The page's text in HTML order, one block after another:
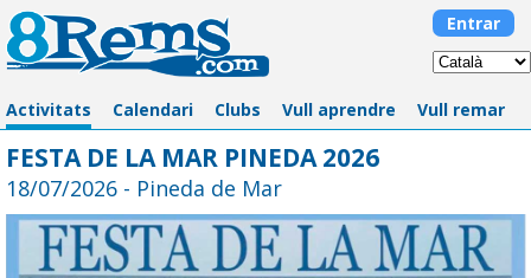
FESTA DE LA MAR PINEDA 2026
18/07/2026 - Pineda de Mar
Entrar
Activitats Calendari Clubs Vull aprendre Vull remar